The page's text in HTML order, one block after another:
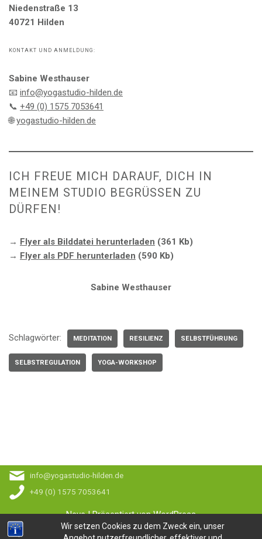
Wir setzen Cookies zu dem Zweck ein, unser
Niedenstraße 13
40721 Hilden
KONTAKT UND ANMELDUNG:
Sabine Westhauser
📧 info@yogastudio-hilden.de
📞 +49 (0) 1575 7053641
🌐yogastudio-hilden.de
ICH FREUE MICH DARAUF, DICH IN
MEINEM STUDIO BEGRÜSSEN ZU D
ÜRFEN!
→ Flyer als Bilddatei herunterladen (361 Kb)
→ Flyer als PDF herunterladen (590 Kb)
Sabine Westhauser
Schlagwörter: MEDITATION RESILIENZ SELBSTFÜHRUNG
SELBSTREGULATION YOGA-WORKSHOP
info@yogastudio-hilden.de
+49 (0) 1575 7053641
Neve| Präsentiert vonWordPress
YogastudioHilden